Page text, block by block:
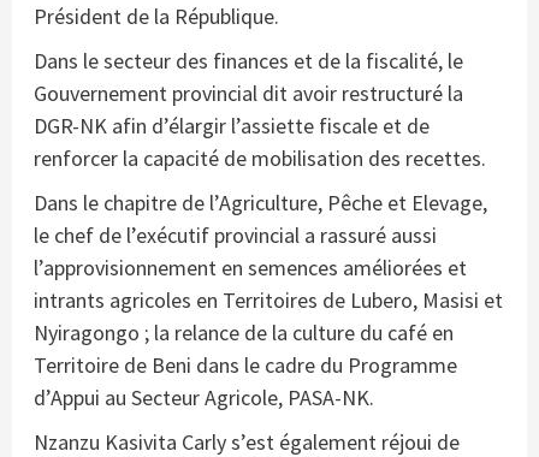
Président de la République.
Dans le secteur des finances et de la fiscalité, le
Gouvernement provincial dit avoir restructuré la
DGR-NK afin d’élargir l’assiette fiscale et de
renforcer la capacité de mobilisation des recettes.
Dans le chapitre de l’Agriculture, Pêche et Elevage,
le chef de l’exécutif provincial a rassuré aussi
l’approvisionnement en semences améliorées et
intrants agricoles en Territoires de Lubero, Masisi et
Nyiragongo ; la relance de la culture du café en
Territoire de Beni dans le cadre du Programme
d’Appui au Secteur Agricole, PASA-NK.
Nzanzu Kasivita Carly s’est également réjoui de